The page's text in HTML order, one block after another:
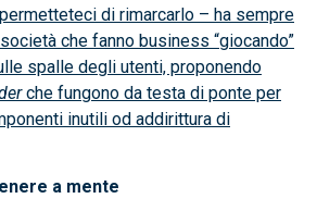
di rimarcarlo – ha sempre
che fanno business “giocando”
spalle degli utenti, proponendo
che fungono da testa di ponte per
inutili od addirittura di
a mente